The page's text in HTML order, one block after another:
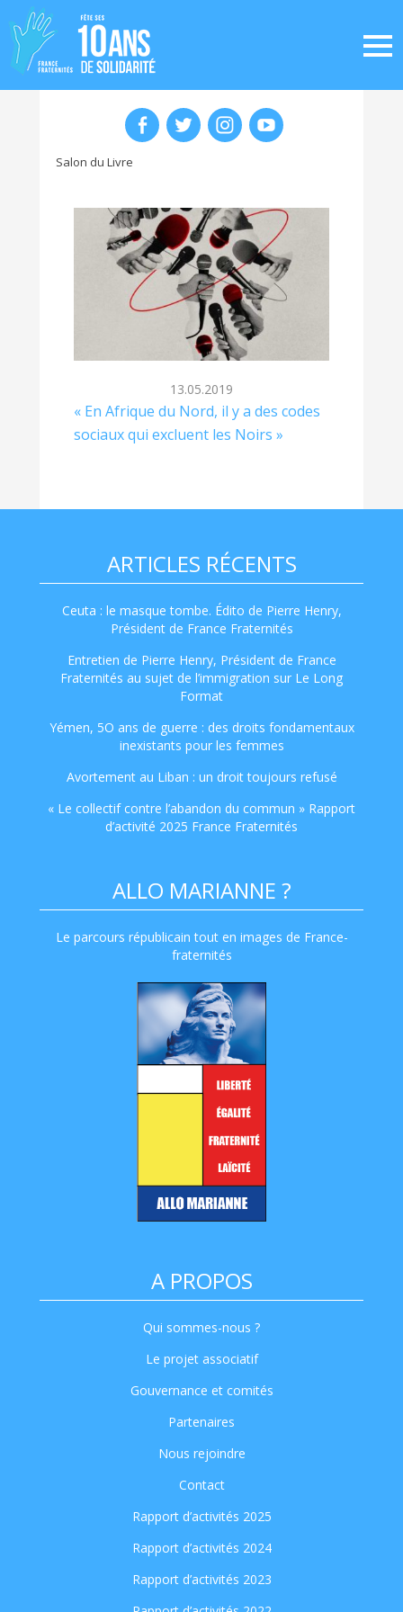
Salon du Livre
13.05.2019
« En Afrique du Nord, il y a des codes
sociaux qui excluent les Noirs »
ARTICLES RÉCENTS
Ceuta : le masque tombe. Édito de Pierre Henry,
Président de France Fraternités
Entretien de Pierre Henry, Président de France
Fraternités au sujet de l’immigration sur Le Long
Format
Yémen, 5O ans de guerre : des droits fondamentaux
inexistants pour les femmes
Avortement au Liban : un droit toujours refusé
« Le collectif contre l’abandon du commun » Rapport
d’activité 2025 France Fraternités
ALLO MARIANNE ?
Le parcours républicain tout en images de France-
fraternités
A PROPOS
Qui sommes-nous ?
Le projet associatif
Gouvernance et comités
Partenaires
Nous rejoindre
Contact
Rapport d’activités 2025
Rapport d’activités 2024
Rapport d’activités 2023